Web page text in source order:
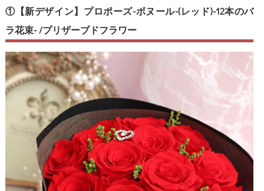
①【新デザイン】プロポーズ-ボヌール-(レッド)-12本のバ
ラ花束- /プリザーブドフラワー